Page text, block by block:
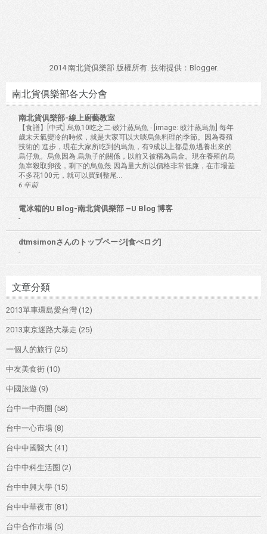
2014 南北貨俱樂部 版權所有. 技術提供： Blogger.
南北貨俱樂部各大分會
南北貨俱樂部-線上廚藝教室
【食譜】[中式] 烏魚10吃之二-豉汁蒸烏魚 - [image: 豉汁蒸烏魚] 每年
歲末天氣變冷的時候，就是大家可以大啖烏魚料理的季節。因為養殖
技術的 進步，現在大家所吃到的烏魚，有9成以上都是魚塭養出來的
烏仔魚。烏魚因為 烏魚子的關係，以前又被稱為烏金。現在養殖的烏
魚宰殺取卵後，剩下的烏魚殼 因為量大所以價格非常低廉，在市場差
不多花100元，就可以買到整尾...
6 年前
電冰箱的U Blog-南北貨俱樂部 –U Blog 博客
-
dtmsimonさんのトップページ[食べログ]
-
文章分類
2013單車環島愛台灣 (12)
2013東京迷路大暴走 (25)
一個人的旅行 (25)
中友美食街 (10)
中國旅遊 (9)
台中一中商圈 (58)
台中一心市場 (8)
台中中國醫大 (41)
台中中科生活圈 (2)
台中中興大學 (15)
台中中華夜市 (81)
台中合作市場 (5)